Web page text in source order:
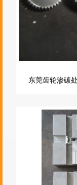
东莞齿轮渗碳